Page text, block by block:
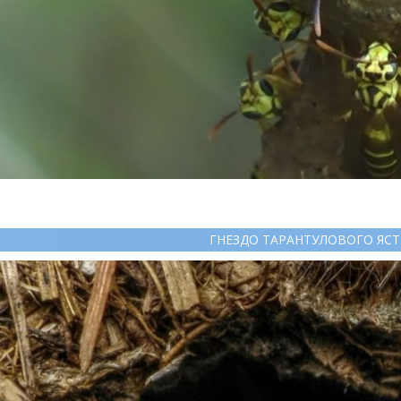
ГНЕЗДО ТАРАНТУЛОВОГО